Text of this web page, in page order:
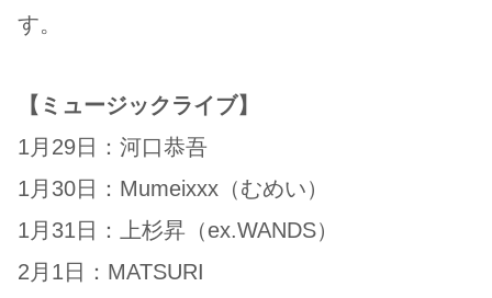
す。
【ミュージックライブ】
1月29日：河口恭吾
1月30日：Mumeixxx（むめい）
1月31日：上杉昇（ex.WANDS）
2月1日：MATSURI